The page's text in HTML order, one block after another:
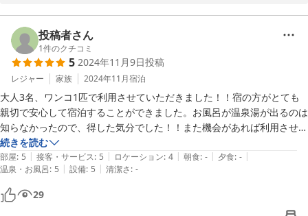
ノトイエでは、出来るだけ身軽にお越しいただけるように、備品類
を取り揃えておりますが、お役に立ててうれしく思います。
また、クリスマス仕様も、お気に召していただき光栄です。
ノトイエは全５棟、それぞれデザインや雰囲気が異なりますので、
別のコテージのご利用も検討いただけますと幸いです。
この度は、うれしいコメントをありがとうございました。
今後もより一層のサービス向上に努めて参ります。
またのご利用、心よりお待ちしております。
家族コテージ ノトイエ
投稿者さん
1件のクチコミ
5 2024年11月9日投稿
レジャー 家族 2024年11月宿泊
大人3名、ワンコ1匹で利用させていただきました！！宿の方がとても
親切で安心して宿泊することができました。お風呂が温泉湯が出るのは
知らなかったので、得した気分でした！！また機会があれば利用させて
ください！
続きを読む
部屋: 5 | 接客・サービス: 5 | ロケーション: 4 | 朝食: - | 夕食: - |
温泉・お風呂: 5 | 設備: 5 | 清潔さ: -
29